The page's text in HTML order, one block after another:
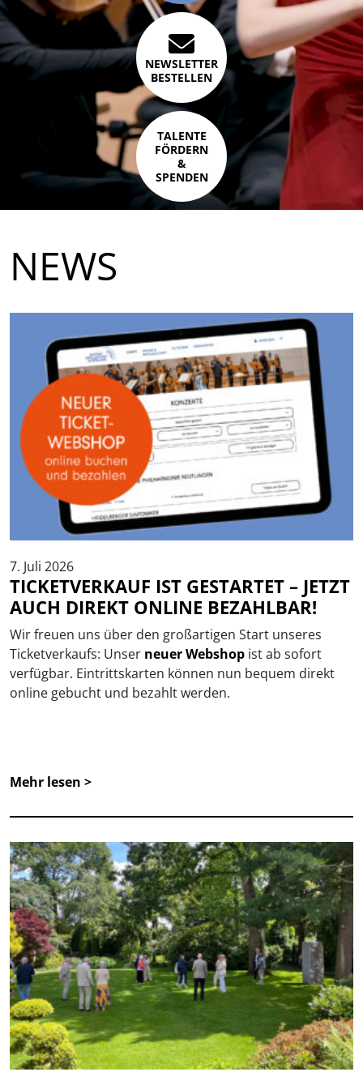
NEWSLETTER
BESTELLEN
TALENTE
FÖRDERN
&
SPENDEN
NEWS
7. Juli 2026
TICKETVERKAUF IST GESTARTET – JETZT
AUCH DIREKT ONLINE BEZAHLBAR!
Wir freuen uns über den großartigen Start unseres
Ticketverkaufs: Unser neuer Webshop ist ab sofort
verfügbar. Eintrittskarten können nun bequem direkt
online gebucht und bezahlt werden.
Mehr lesen >